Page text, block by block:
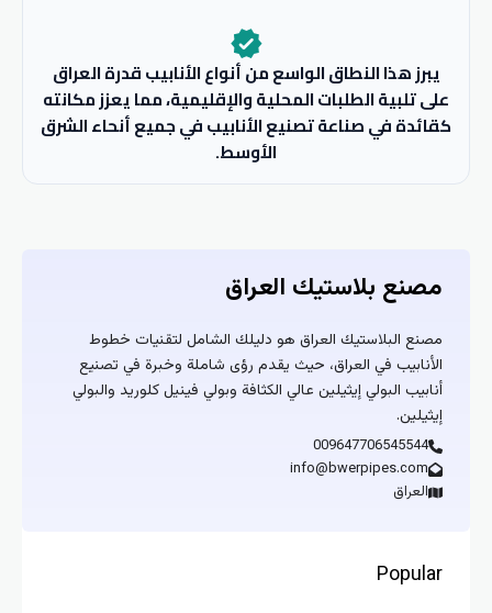
verified
يبرز هذا النطاق الواسع من أنواع الأنابيب قدرة العراق
على تلبية الطلبات المحلية والإقليمية، مما يعزز مكانته
كقائدة في صناعة تصنيع الأنابيب في جميع أنحاء الشرق
الأوسط.
مصنع بلاستيك العراق
مصنع البلاستيك العراق هو دليلك الشامل لتقنيات خطوط
الأنابيب في العراق، حيث يقدم رؤى شاملة وخبرة في تصنيع
أنابيب البولي إيثيلين عالي الكثافة وبولي فينيل كلوريد والبولي
إيثيلين.
009647706545544
info@bwerpipes.com
العراق
Popular